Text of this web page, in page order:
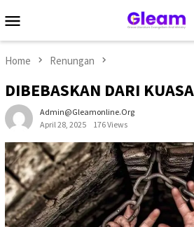
to
Menu
Home Renungan
DIBEBASKAN DARI
Admin@gleamonline.org
April 28, 2025
176 Views